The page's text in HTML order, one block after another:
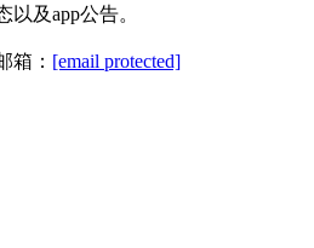
以及app公告。
箱： [email protected]